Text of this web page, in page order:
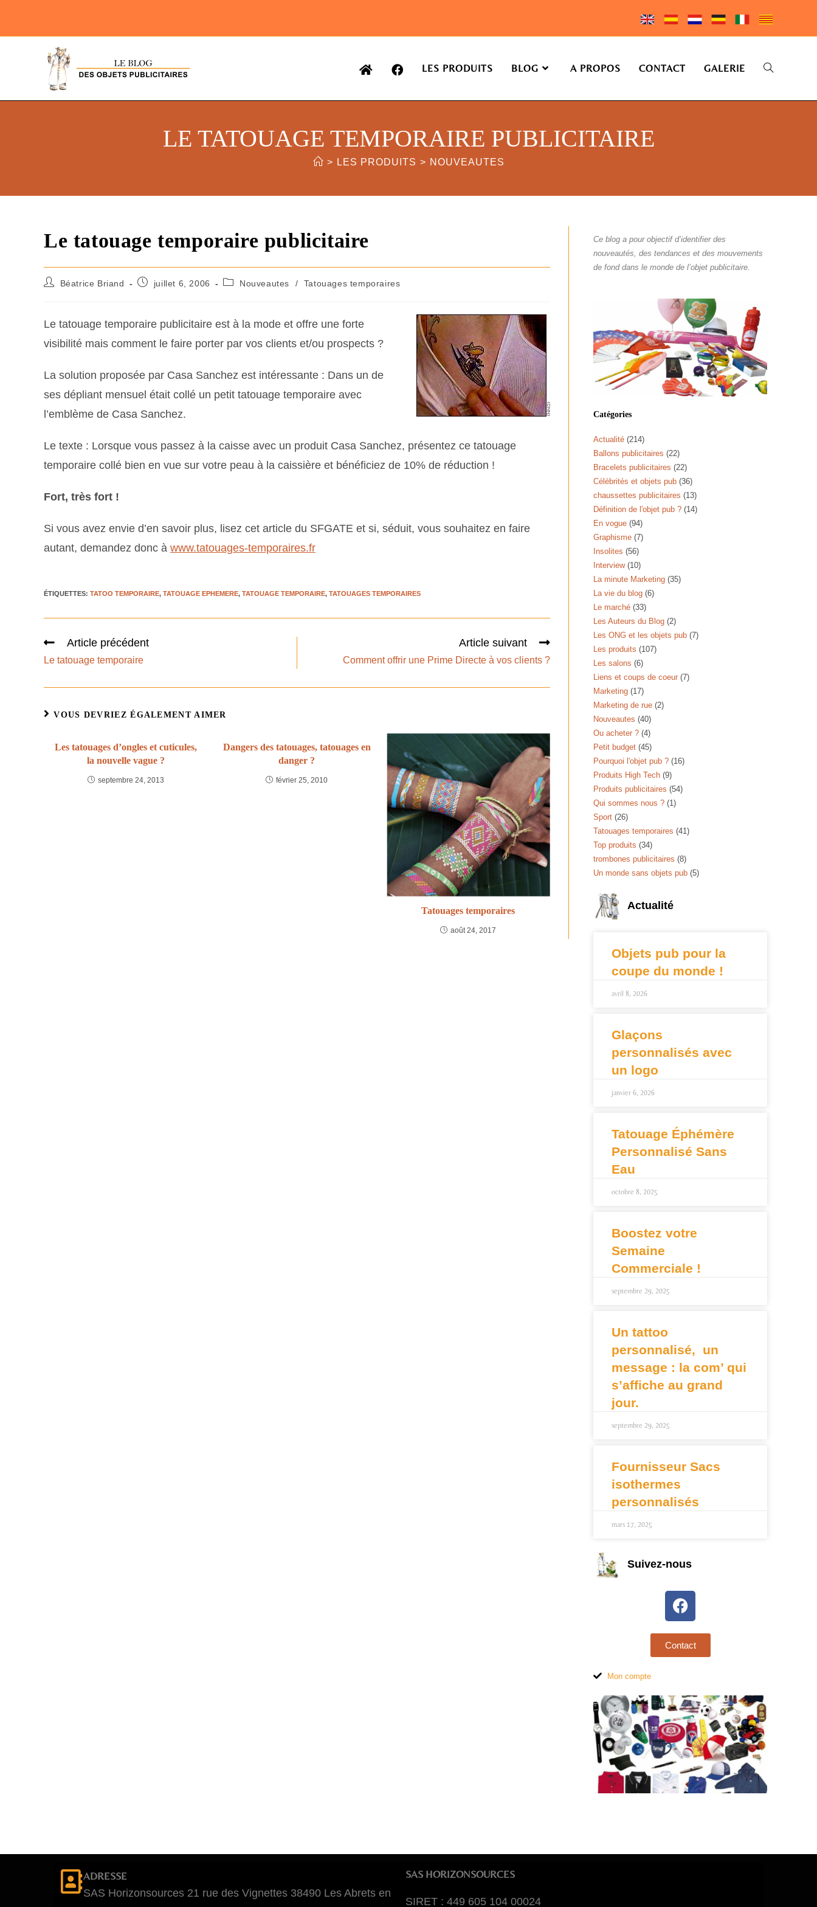
LES PRODUITS BLOG A PROPOS CONTACT GALERIE
LE TATOUAGE TEMPORAIRE PUBLICITAIRE
> LES PRODUITS > NOUVEAUTES
Le tatouage temporaire publicitaire
Béatrice Briand juillet 6, 2006 Nouveautes / Tatouages temporaires
Le tatouage temporaire publicitaire est à la mode et offre une forte
visibilité mais comment le faire porter par vos clients et/ou prospects ?
La solution proposée par Casa Sanchez est intéressante : Dans un de
ses dépliant mensuel était collé un petit tatouage temporaire avec
l’emblème de Casa Sanchez.
Le texte : Lorsque vous passez à la caisse avec un produit Casa Sanchez, présentez ce tatouage
temporaire collé bien en vue sur votre peau à la caissière et bénéficiez de 10% de réduction !
Fort, très fort !
Si vous avez envie d’en savoir plus, lisez cet article du SFGATE et si, séduit, vous souhaitez en faire
autant, demandez donc à www.tatouages-temporaires.fr
ÉTIQUETTES: TATOO TEMPORAIRE, TATOUAGE EPHEMERE, TATOUAGE TEMPORAIRE, TATOUAGES TEMPORAIRES
Article précédent
Le tatouage temporaire
Article suivant
Comment offrir une Prime Directe à vos clients ?
VOUS DEVRIEZ ÉGALEMENT AIMER
Les tatouages d’ongles et cuticules,
la nouvelle vague ?
septembre 24, 2013
Dangers des tatouages, tatouages en
danger ?
février 25, 2010
Tatouages temporaires
août 24, 2017
Ce blog a pour objectif d’identifier des
nouveautés, des tendances et des mouvements
de fond dans le monde de l’objet publicitaire.
Catégories
Actualité (214)
Ballons publicitaires (22)
Bracelets publicitaires (22)
Célébrités et objets pub (36)
chaussettes publicitaires (13)
Définition de l'objet pub ? (14)
En vogue (94)
Graphisme (7)
Insolites (56)
Interview (10)
La minute Marketing (35)
La vie du blog (6)
Le marché (33)
Les Auteurs du Blog (2)
Les ONG et les objets pub (7)
Les produits (107)
Les salons (6)
Liens et coups de coeur (7)
Marketing (17)
Marketing de rue (2)
Nouveautes (40)
Ou acheter ? (4)
Petit budget (45)
Pourquoi l'objet pub ? (16)
Produits High Tech (9)
Produits publicitaires (54)
Qui sommes nous ? (1)
Sport (26)
Tatouages temporaires (41)
Top produits (34)
trombones publicitaires (8)
Un monde sans objets pub (5)
Actualité
Objets pub pour la
coupe du monde !
avril 8, 2026
Glaçons
personnalisés avec
un logo
janvier 6, 2026
Tatouage Éphémère
Personnalisé Sans
Eau
octobre 8, 2025
Boostez votre
Semaine
Commerciale !
septembre 29, 2025
Un tattoo
personnalisé, un
message : la com’ qui
s’affiche au grand
jour.
septembre 29, 2025
Fournisseur Sacs
isothermes
personnalisés
mars 17, 2025
Suivez-nous
Contact
Mon compte
ADRESSE
SAS Horizonsources 21 rue des Vignettes 38490 Les Abrets en
SAS HORIZONSOURCES
SIRET : 449 605 104 00024